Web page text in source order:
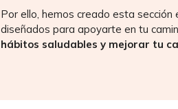
Por ello, hemos creado esta
diseñados para apoyarte en tu
hábitos saludables y mejorar tu